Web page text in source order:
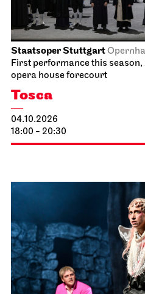
Staatsoper Stuttgart
First performance this
opera house forecourt
Tosca
04.10.2026
18:00 - 20:30